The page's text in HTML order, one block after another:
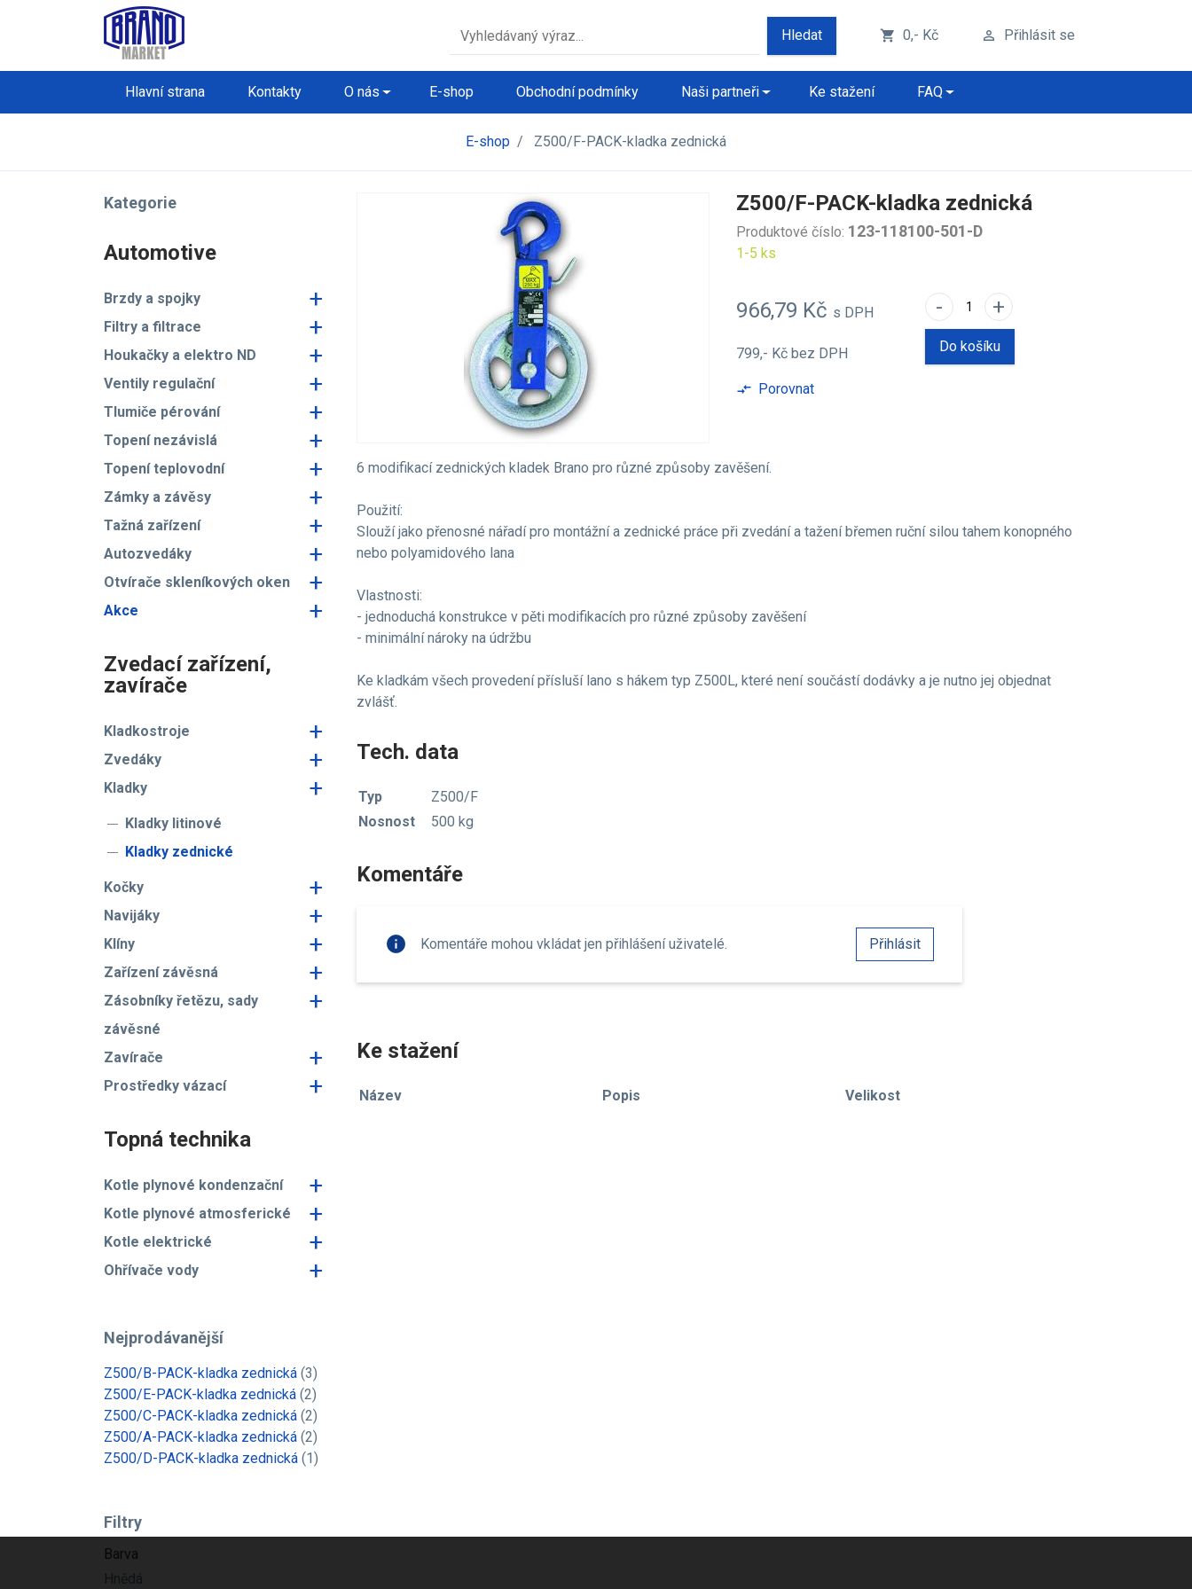
Hledat shopping_cart 0,- Kč perm_identity Přihlásit se
Hlavní strana Kontakty O nás E-shop Obchodní podmínky Naši partneři Ke stažení FAQ
E-shop / Z500/F-PACK-kladka zednická
Kategorie
Automotive
Brzdy a spojky +
Filtry a filtrace +
Houkačky a elektro ND +
Ventily regulační +
Tlumiče pérování +
Topení nezávislá +
Topení teplovodní +
Zámky a závěsy +
Tažná zařízení +
Autozvedáky +
Otvírače skleníkových oken +
Akce +
Zvedací zařízení,
zavírače
Kladkostroje +
Zvedáky +
Kladky +
Kladky litinové
Kladky zednické
Kočky +
Navijáky +
Klíny +
Zařízení závěsná +
Zásobníky řetězu, sady
závěsné
+
Zavírače +
Prostředky vázací +
Topná technika
Kotle plynové kondenzační +
Kotle plynové atmosferické +
Kotle elektrické +
Ohřívače vody +
Nejprodávanější
Z500/B-PACK-kladka zednická (3)
Z500/E-PACK-kladka zednická (2)
Z500/C-PACK-kladka zednická (2)
Z500/A-PACK-kladka zednická (2)
Z500/D-PACK-kladka zednická (1)
Filtry
Barva
Hnědá
Z500/F-PACK-kladka zednická
Produktové číslo: 123-118100-501-D
1-5 ks
966,79 Kč s DPH
799,- Kč bez DPH
- +
Do košíku
compare_arrows Porovnat
6 modifikací zednických kladek Brano pro různé způsoby zavěšení.
Použití:
Slouží jako přenosné nářadí pro montážní a zednické práce při zvedání a tažení břemen ruční silou tahem konopného
nebo polyamidového lana
Vlastnosti:
- jednoduchá konstrukce v pěti modifikacích pro různé způsoby zavěšení
- minimální nároky na údržbu
Ke kladkám všech provedení přísluší lano s hákem typ Z500L, které není součástí dodávky a je nutno jej objednat
zvlášť.
Tech. data
Typ
Z500/F
Nosnost
500 kg
Komentáře
info Komentáře mohou vkládat jen přihlášení uživatelé. Přihlásit
Ke stažení
Název Popis Velikost